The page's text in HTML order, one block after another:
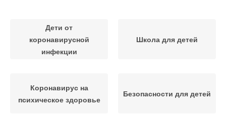
Дети от
коронавирусной
инфекции
Школа для детей
Коронавирус на
психическое здоровье
Безопасности для детей